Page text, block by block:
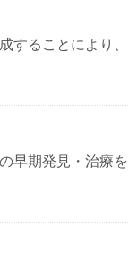
することにより、
早期発見・治療を